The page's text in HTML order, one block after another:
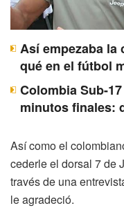
Así empezaba la
qué en el fútbol
Colombia Sub-
minutos finales:
Así como el
cederle el dorsal 7 de
través de una
le agradeció.